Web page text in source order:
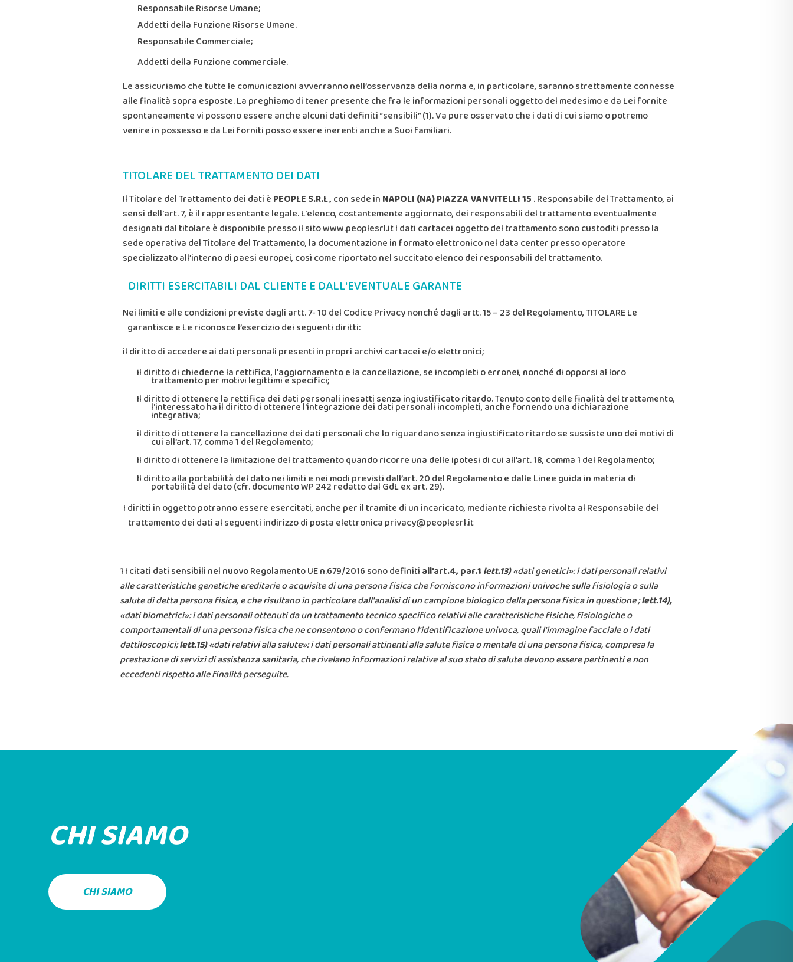
Responsabile Risorse Umane;
Addetti della Funzione Risorse Umane.
Responsabile Commerciale;
Addetti della Funzione commerciale.
Le assicuriamo che tutte le comunicazioni avverranno nell’osservanza della norma e, in particolare, saranno strettamente connesse
alle finalità sopra esposte. La preghiamo di tener presente che fra le informazioni personali oggetto del medesimo e da Lei fornite
spontaneamente vi possono essere anche alcuni dati definiti “sensibili” (1). Va pure osservato che i dati di cui siamo o potremo
venire in possesso e da Lei forniti posso essere inerenti anche a Suoi familiari.
TITOLARE DEL TRATTAMENTO DEI DATI
Il Titolare del Trattamento dei dati è PEOPLE S.R.L., con sede in NAPOLI (NA) PIAZZA VANVITELLI 15 .Responsabile del Trattamento, ai
sensi dell'art. 7, è il rappresentante legale. L'elenco, costantemente aggiornato, dei responsabili del trattamento eventualmente
designati dal titolare è disponibile presso il sito www.peoplesrl.it I dati cartacei oggetto del trattamento sono custoditi presso la
sede operativa del Titolare del Trattamento, la documentazione in formato elettronico nel data center presso operatore
specializzato all’interno di paesi europei, così come riportato nel succitato elenco dei responsabili del trattamento.
DIRITTI ESERCITABILI DAL CLIENTE E DALL'EVENTUALE GARANTE
Nei limiti e alle condizioni previste dagli artt. 7- 10 del Codice Privacy nonché dagli artt. 15 – 23 del Regolamento, TITOLARE Le
garantisce e Le riconosce l’esercizio dei seguenti diritti:
il diritto di accedere ai dati personali presenti in propri archivi cartacei e/o elettronici;
il diritto di chiederne la rettifica, l'aggiornamento e la cancellazione, se incompleti o erronei, nonché di opporsi al loro
trattamento per motivi legittimi e specifici;
Il diritto di ottenere la rettifica dei dati personali inesatti senza ingiustificato ritardo. Tenuto conto delle finalità del trattamento,
l'interessato ha il diritto di ottenere l'integrazione dei dati personali incompleti, anche fornendo una dichiarazione
integrativa;
il diritto di ottenere la cancellazione dei dati personali che lo riguardano senza ingiustificato ritardo se sussiste uno dei motivi di
cui all’art. 17, comma 1 del Regolamento;
Il diritto di ottenere la limitazione del trattamento quando ricorre una delle ipotesi di cui all’art. 18, comma 1 del Regolamento;
Il diritto alla portabilità del dato nei limiti e nei modi previsti dall’art. 20 del Regolamento e dalle Linee guida in materia di
portabilità del dato (cfr. documento WP 242 redatto dal GdL ex art. 29).
I diritti in oggetto potranno essere esercitati, anche per il tramite di un incaricato, mediante richiesta rivolta al Responsabile del
trattamento dei dati al seguenti indirizzo di posta elettronica privacy@peoplesrl.it
1 I citati dati sensibili nel nuovo Regolamento UE n.679/2016 sono definiti all’art.4, par.1 lett.13)«dati genetici»: i dati personali relativi
alle caratteristiche genetiche ereditarie o acquisite di una persona fisica che forniscono informazioni univoche sulla fisiologia o sulla
salute di detta persona fisica, e che risultano in particolare dall'analisi di un campione biologico della persona fisica in questione ;lett.14),
«dati biometrici»: i dati personali ottenuti da un trattamento tecnico specifico relativi alle caratteristiche fisiche, fisiologiche o
comportamentali di una persona fisica che ne consentono o confermano l'identificazione univoca, quali l'immagine facciale o i dati
dattiloscopici;lett.15)«dati relativi alla salute»: i dati personali attinenti alla salute fisica o mentale di una persona fisica, compresa la
prestazione di servizi diassistenza sanitaria, che rivelano informazioni relative al suo stato di salute devono essere pertinenti e non
eccedenti rispetto alle finalità perseguite.
CHI SIAMO
CHI SIAMO